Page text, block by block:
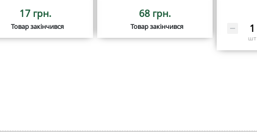
17 грн.
Товар закінчився
68 грн.
Товар закінчився
шт